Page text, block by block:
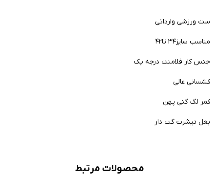
ست ورزشی وارداتی
مناسب سایز۳۴ تا۴۲
جنس کار فلامنت درجه یک
کشسانی عالی
کمر لگ گنی پهن
بغل تیشرت گت دار
محصولات مرتبط